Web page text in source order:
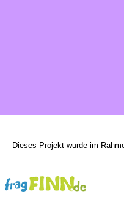
Dieses Projekt wurde im